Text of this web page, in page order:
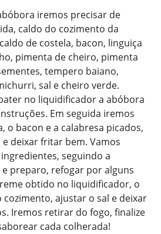
iremos precisar de
caldo do cozimento da
de costela, bacon, linguiça
pimenta de cheiro, pimenta
tempero baiano,
sal e cheiro verde.
no liquidificador a abóbora
Em seguida iremos
o bacon e a calabresa picados,
deixar fritar bem. Vamos
seguindo a
preparo, refogar por alguns
obtido no liquidificador, o
ajustar o sal e deixar
Iremos retirar do fogo, finalize
cada colherada!